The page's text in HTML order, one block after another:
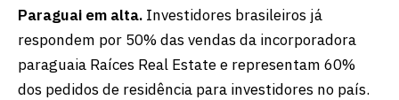
Paraguai em alta. Investidores brasileiros já
respondem por 50% das vendas da incorporadora
paraguaia Raíces Real Estate e representam 60%
dos pedidos de residência para investidores no país.